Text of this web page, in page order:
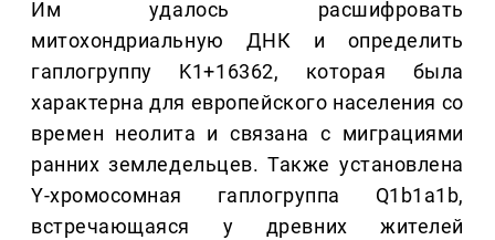
Им удалось расшифровать
митохондриальную ДНК и определить
гаплогруппу K1+16362, которая была
характерна для европейского населения со
времен неолита и связана с миграциями
ранних земледельцев. Также установлена
Y-хромосомная гаплогруппа Q1b1a1b,
встречающаяся у древних жителей